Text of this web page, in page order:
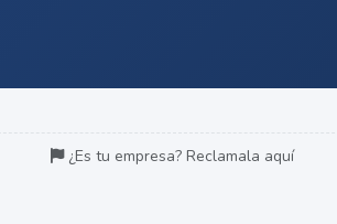
¿Es tu empresa? Reclamala aquí